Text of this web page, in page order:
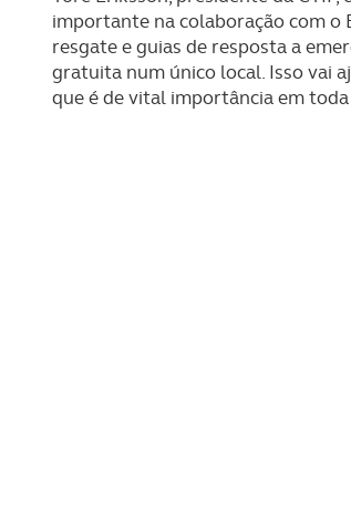
Consulte
importante na colaboração com o
resgate e guias de resposta a
gratuita num único local. Isso vai
que é de vital importância em toda